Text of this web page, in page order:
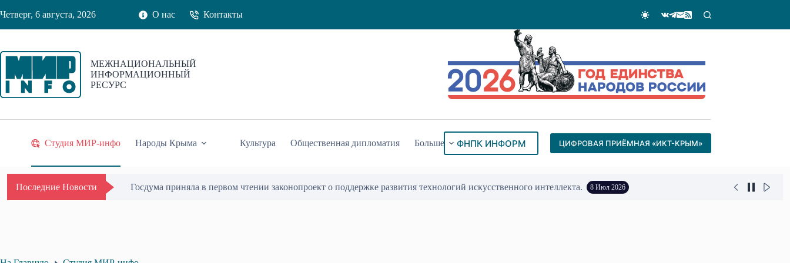
к
Четверг, 6 августа, 2026 О нас Контакты
МЕЖНАЦИОНАЛЬНЫЙ
ИНФОРМАЦИОННЫЙ
РЕСУРС
Студия МИР-инфо Народы Крыма Культура Общественная дипломатия Больше ФНПК ИНФОРМ ЦИФРОВАЯ ПРИЁМНАЯ «ИКТ-КРЫМ»
Последние Новости В Крыму представили первое комплексное исследование о вкладе грузин в историю полуострова 25 Июн 2026